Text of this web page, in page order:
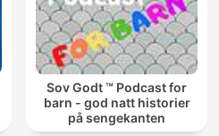
Sov Godt ™ Podcast for
barn - god natt historier
på sengekanten